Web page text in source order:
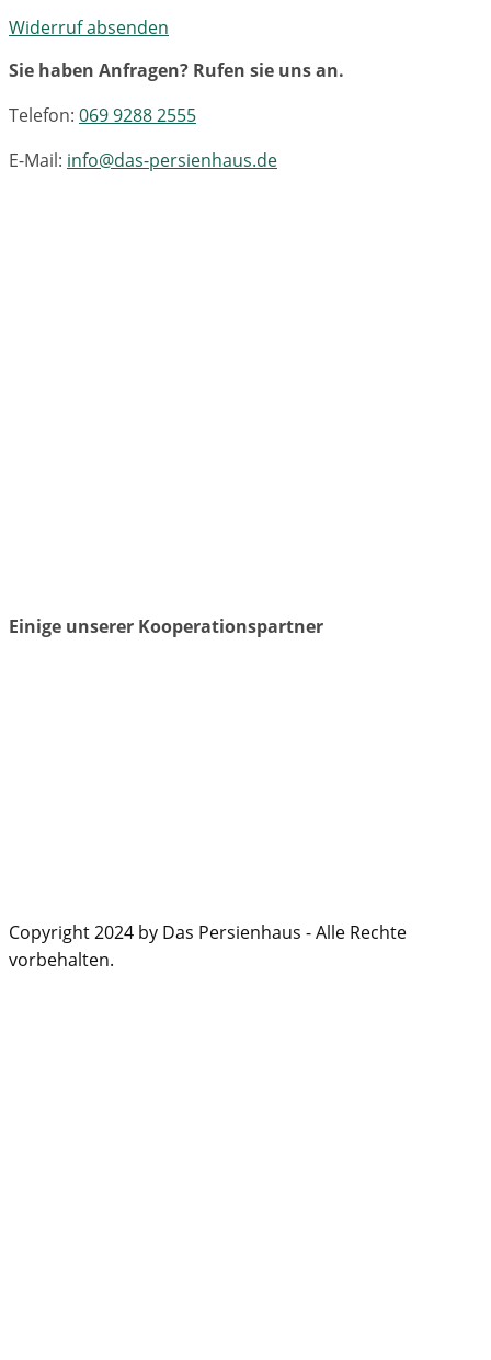
Widerruf absenden
Sie haben Anfragen? Rufen sie uns an.
Telefon: 069 9288 2555
E-Mail: info@das-persienhaus.de
Einige unserer Kooperationspartner
Copyright 2024 by Das Persienhaus - Alle Rechte
vorbehalten.